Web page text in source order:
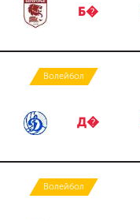
Б�
Волейбол
Д�
Волейбол